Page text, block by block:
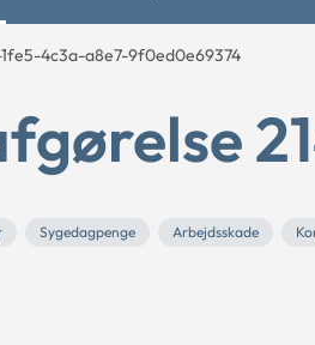
1fe5-4c3a-a8e7-9f0ed0e69374
Sygedagpenge Arbejdsskade